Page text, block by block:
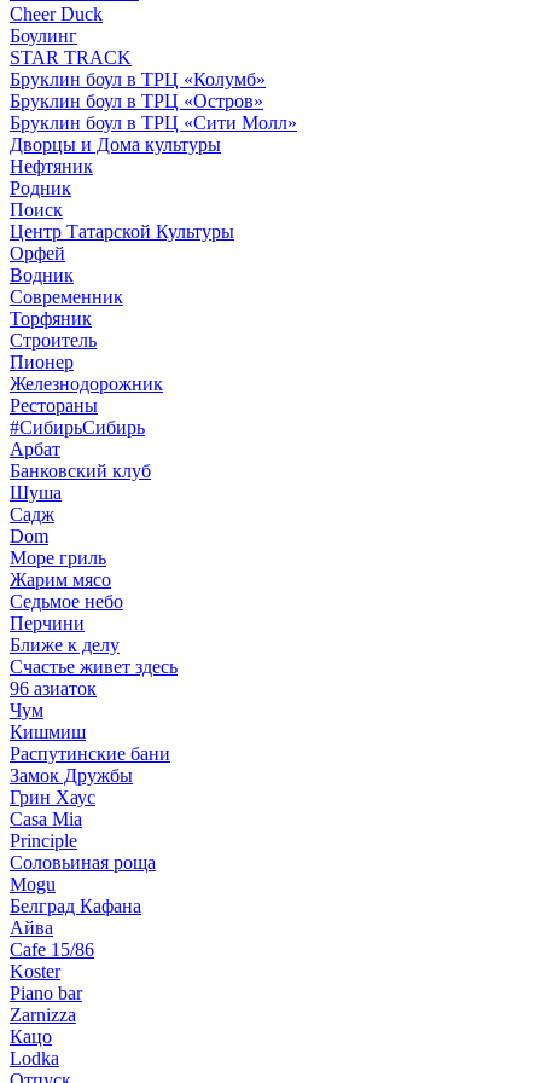
Cheer Duck
Боулинг
STAR TRACK
Бруклин боул в ТРЦ «Колумб»
Бруклин боул в ТРЦ «Остров»
Бруклин боул в ТРЦ «Сити Молл»
Дворцы и Дома культуры
Нефтяник
Родник
Поиск
Центр Татарской Культуры
Орфей
Водник
Современник
Торфяник
Строитель
Пионер
Железнодорожник
Рестораны
#СибирьСибирь
Арбат
Банковский клуб
Шуша
Садж
Dom
Море гриль
Жарим мясо
Седьмое небо
Перчини
Ближе к делу
Счастье живет здесь
96 азиаток
Чум
Кишмиш
Распутинские бани
Замок Дружбы
Грин Хаус
Casa Mia
Principle
Соловьиная роща
Mogu
Белград Кафана
Айва
Cafe 15/86
Koster
Piano bar
Zarnizza
Кацо
Lodka